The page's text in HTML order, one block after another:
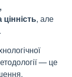
, але
.
— це